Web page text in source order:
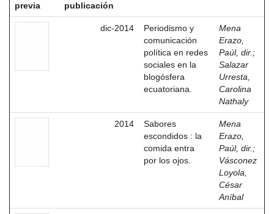
previa
publicación
dic-2014
Periodismo y
comunicación
política en redes
sociales en la
blogósfera
ecuatoriana.
Mena
Erazo,
Paúl, dir. ;
Salazar
Urresta,
Carolina
Nathaly
2014
Sabores
escondidos : la
comida entra
por los ojos.
Mena
Erazo,
Paúl, dir. ;
Vásconez
Loyola,
César
Aníbal